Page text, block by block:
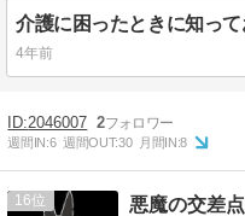
4年前
2046007 2
週間IN:6 週間OUT:30 月間IN:8
16 悪魔の交差点